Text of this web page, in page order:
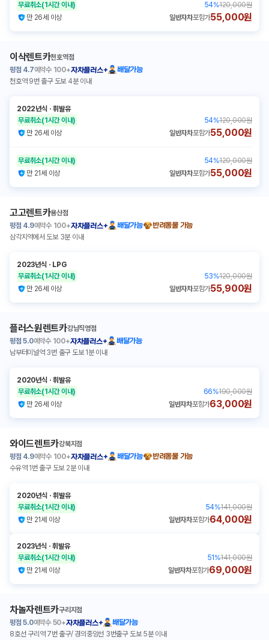
무료취소(1시간 이내) 54%120,000원
만 26세 이상
일반자차포함가55,000원
이삭렌트카천호역점
평점 4.7예약수 100+자차플러스+
배달가능
천호역 9번 출구 도보 4분 이내
2022년식 ㆍ휘발유
무료취소(1시간 이내) 54%120,000원
만 26세 이상
일반자차포함가55,000원
무료취소(1시간 이내) 54%120,000원
만 21세 이상
일반자차포함가55,000원
고고렌트카용산점
평점 4.9예약수 100+자차플러스+ 배달가능
반려동물 가능
삼각지역에서 도보 3분 이내
2023년식 ㆍ LPG
무료취소(1시간 이내) 53%120,000원
만 26세 이상
일반자차포함가55,900원
플러스원렌트카강남직영점
평점 5.0예약수 100+자차플러스+
배달가능
남부터미널역 3번 출구 도보 1분 이내
2020년식 ㆍ휘발유
무료취소(1시간 이내) 66%190,000원
만 26세 이상
일반자차포함가63,000원
와이드렌트카강북지점
평점 4.9예약수 100+자차플러스+ 배달가능
반려동물 가능
수유역 1번 출구 도보 2분 이내
2020년식 ㆍ휘발유
무료취소(1시간 이내) 54%141,000원
만 21세 이상
일반자차포함가64,000원
2023년식 ㆍ휘발유
무료취소(1시간 이내) 51 %141,000원
만 21세 이상
일반자차포함가69,000원
차놀자렌트카구리지점
평점 5.0예약수 50+자차플러스+
배달가능
8호선 구리역 7번 출구/ 경의중앙선 3번출구 도보 5분 이내